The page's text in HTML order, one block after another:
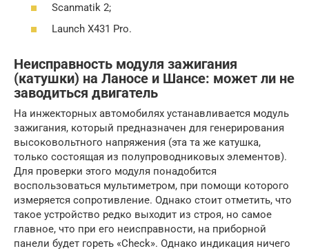
Scanmatik 2;
Launch X431 Pro.
Неисправность модуля зажигания
(катушки) на Ланосе и Шансе: может ли не
заводиться двигатель
На инжекторных автомобилях устанавливается модуль
зажигания, который предназначен для генерирования
высоковольтного напряжения (эта та же катушка,
только состоящая из полупроводниковых элементов).
Для проверки этого модуля понадобится
воспользоваться мультиметром, при помощи которого
измеряется сопротивление. Однако стоит отметить, что
такое устройство редко выходит из строя, но самое
главное, что при его неисправности, на приборной
панели будет гореть «Check». Однако индикация ничего